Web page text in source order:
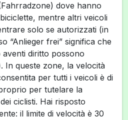
dove hanno
mentre altri veicoli
solo se autorizzati (in
“Anlieger frei” significa che
aventi diritto possono
In queste zone, la velocità
per tutti i veicoli è di
per tutelare la
ciclisti. Hai risposto
il limite di velocità è 30